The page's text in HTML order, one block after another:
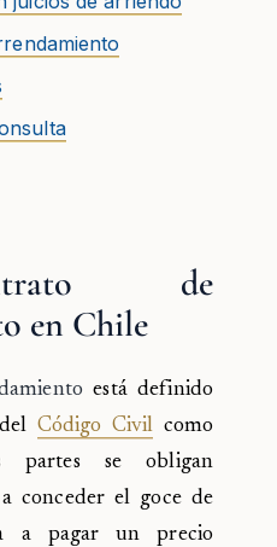
de
en Chile
está definido
Código Civil como
se obligan
conceder el goce de
a pagar un precio